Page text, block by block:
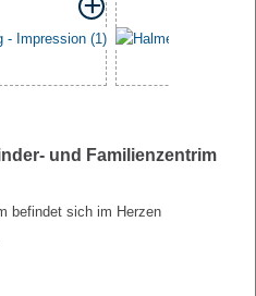
und Familienzentrim
befindet sich im Herzen